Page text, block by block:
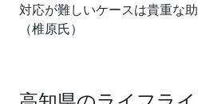
対応が難しいケースは貴重な
（椎原氏）